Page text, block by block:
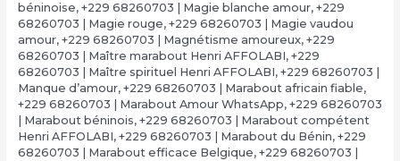
béninoise, +229 68260703 | Magie blanche amour, +229
68260703 | Magie rouge, +229 68260703 | Magie vaudou
amour, +229 68260703 | Magnétisme amoureux, +229
68260703 | Maître marabout Henri AFFOLABI, +229
68260703 | Maître spirituel Henri AFFOLABI, +229 68260703 |
Manque d’amour, +229 68260703 | Marabout africain fiable,
+229 68260703 | Marabout Amour WhatsApp, +229 68260703
| Marabout béninois, +229 68260703 | Marabout compétent
Henri AFFOLABI, +229 68260703 | Marabout du Bénin, +229
68260703 | Marabout efficace Belgique, +229 68260703 |